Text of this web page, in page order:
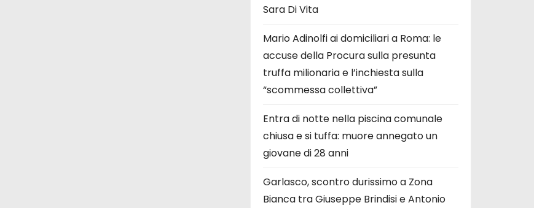
Sara Di Vita
Mario Adinolfi ai domiciliari a Roma: le
accuse della Procura sulla presunta
truffa milionaria e l’inchiesta sulla
“scommessa collettiva”
Entra di notte nella piscina comunale
chiusa e si tuffa: muore annegato un
giovane di 28 anni
Garlasco, scontro durissimo a Zona
Bianca tra Giuseppe Brindisi e Antonio